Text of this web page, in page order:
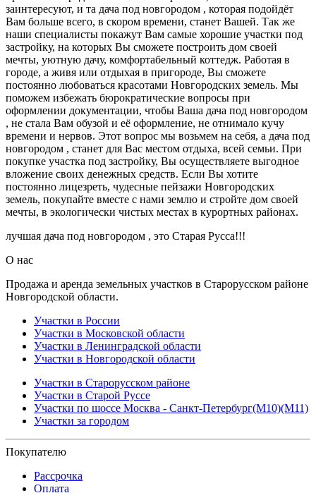
заинтересуют, и та дача под новгородом , которая подойдёт
Вам больше всего, в скором времени, станет Вашей. Так же
наши специалисты покажут Вам самые хорошие участки под
застройку, на которых Вы сможете построить дом своей
мечты, уютную дачу, комфортабельный коттедж. Работая в
городе, а живя или отдыхая в пригороде, Вы сможете
постоянно любоваться красотами Новгородских земель. Мы
поможем избежать бюрократические вопросы при
оформлении документации, чтобы Ваша дача под новгородом
, не стала Вам обузой и её оформление, не отнимало кучу
времени и нервов. Этот вопрос мы возьмем на себя, а дача под
новгородом , станет для Вас местом отдыха, всей семьи. При
покупке участка под застройку, Вы осуществляете выгодное
вложение своих денежных средств. Если Вы хотите
постоянно лицезреть, чудесные пейзажи Новгородских
земель, покупайте вместе с нами землю и стройте дом своей
мечты, в экологически чистых местах в курортных районах.
лучшая дача под новгородом , это Старая Русса!!!
О нас
Продажа и аренда земельных участков в Старорусском районе
Новгородской области.
Участки в России
Участки в Московской области
Участки в Ленинградской области
Участки в Новгородской области
Участки в Старорусском районе
Участки в Старой Руссе
Участки по шоссе Москва - Санкт-Петербург(М10)(М11)
Участки за городом
Покупателю
Рассрочка
Оплата